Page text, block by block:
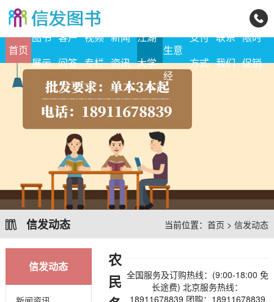
首页
图书
展示
客户
问答
视频
专栏
新闻
资讯
江湖
大学
生意
经
支付
方式
联系
我们
限时
促销
信发动态 当前位置：首页 >信发动态
信发动态
农
民 全国服务及订购热线：(9:00-18:00 免
长途费) 北京服务热线：
18911678839 团购：18911678839